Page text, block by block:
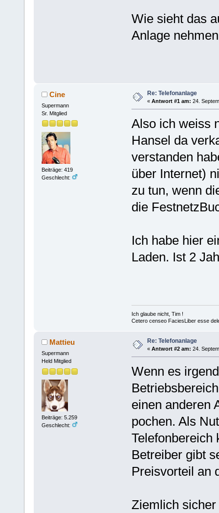
Wie sieht das
Anlage
Cine
Supermann
Sr. Mitglied
Beiträge: 419
Geschlecht:
Re: Telefonanlage
« Antwort #1 am: 24.
Also ich weiss
Hansel da
verstanden
über Internet)
zu tun, wenn
die
Ich habe hier
Laden. Ist 2
Ich glaube nicht, Tim !
Cetero censeo FaciesLiber esse
Mattieu
Supermann
Held Mitglied
Beiträge: 5.259
Geschlecht:
Re: Telefonanlage
« Antwort #2 am: 24.
Wenn es
einen anderen
pochen. Als
Telefonbereich
Betreiber gibt
Preisvorteil an
Ziemlich